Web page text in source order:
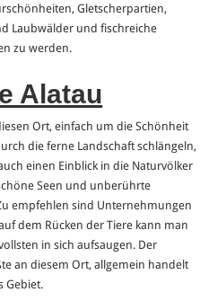
Gletscherpartien,
Laubwälder und fischreiche
zu werden.
Alatau
Ort, einfach um die Schönheit
die ferne Landschaft schlängeln,
einen Einblick in die Naturvölker
Seen und unberührte
empfehlen sind Unternehmungen
dem Rücken der Tiere kann man
in sich aufsaugen. Der
an diesem Ort, allgemein handelt
Gebiet.